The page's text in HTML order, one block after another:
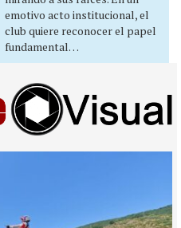
emotivo acto institucional, el
club quiere reconocer el papel
fundamental…